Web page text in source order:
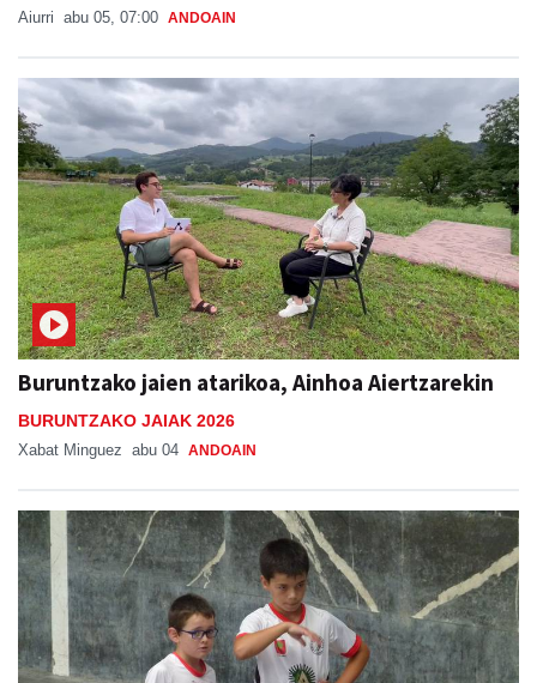
Aiurri abu 05, 07:00 ANDOAIN
Buruntzako jaien atarikoa, Ainhoa Aiertzarekin
BURUNTZAKO JAIAK 2026
Xabat Minguez abu 04 ANDOAIN